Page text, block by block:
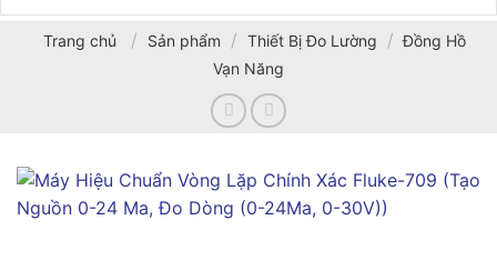
Trang chủ / Sản phẩm / Thiết Bị Đo Lường / Đồng Hồ
Vạn Năng